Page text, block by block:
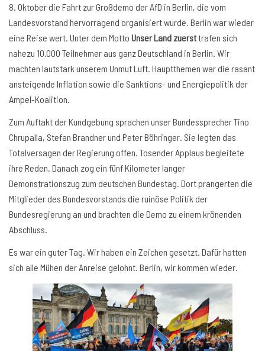
8. Oktober die Fahrt zur Großdemo der AfD in Berlin, die vom
Landesvorstand hervorragend organisiert wurde. Berlin war wieder
eine Reise wert. Unter dem Motto Unser Land zuersttrafen sich
nahezu 10.000 Teilnehmer aus ganz Deutschland in Berlin. Wir
machten lautstark unserem Unmut Luft. Hauptthemen war die rasant
ansteigende Inflation sowie die Sanktions- und Energiepolitik der
Ampel-Koalition.
Zum Auftakt der Kundgebung sprachen unser Bundessprecher Tino
Chrupalla, Stefan Brandner und Peter Böhringer. Sie legten das
Totalversagen der Regierung offen. Tosender Applaus begleitete
ihre Reden. Danach zog ein fünf Kilometer langer
Demonstrationszug zum deutschen Bundestag. Dort prangerten die
Mitglieder des Bundesvorstands die ruinöse Politik der
Bundesregierung an und brachten die Demo zu einem krönenden
Abschluss.
Es war ein guter Tag. Wir haben ein Zeichen gesetzt. Dafür hatten
sich alle Mühen der Anreise gelohnt. Berlin, wir kommen wieder.